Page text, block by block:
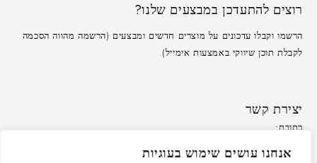
אנחנו עושים שימוש בעוגיות
יצירת קשר
כתובת:
service@peleandmore.co.il
רוצים להתעדכן במבצעים שלנו?
הרשמו וקבלו עדכונים על מוצרים חדשים ומבצעים (הרשמה מהווה הסכמה
לקבלת תוכן שיווקי באמצעות אימייל).